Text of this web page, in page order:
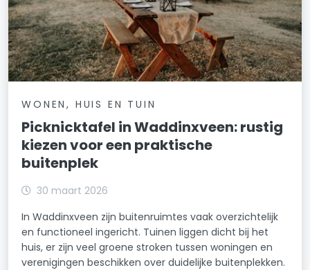
WONEN, HUIS EN TUIN
Picknicktafel in Waddinxveen: rustig
kiezen voor een praktische
buitenplek
30 maart 2026
In Waddinxveen zijn buitenruimtes vaak overzichtelijk
en functioneel ingericht. Tuinen liggen dicht bij het
huis, er zijn veel groene stroken tussen woningen en
verenigingen beschikken over duidelijke buitenplekken.